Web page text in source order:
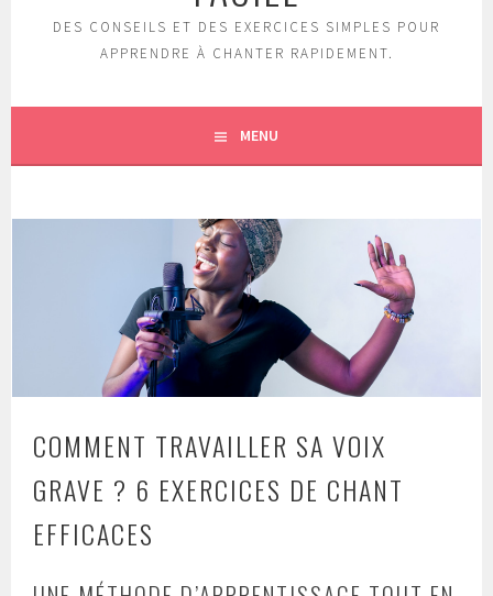
DES CONSEILS ET DES EXERCICES SIMPLES POUR
APPRENDRE À CHANTER RAPIDEMENT.
MENU
COMMENT TRAVAILLER SA VOIX
GRAVE ? 6 EXERCICES DE CHANT
EFFICACES